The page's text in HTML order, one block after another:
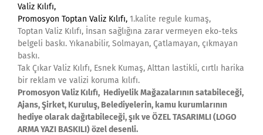
Valiz Kılıfı,
Promosyon Toptan Valiz Kılıfı, 1.kalite regule kumaş,
Toptan Valiz Kılıfı, İnsan sağlığına zarar vermeyen eko-teks
belgeli baskı. Yıkanabilir, Solmayan, Çatlamayan, çıkmayan
baskı.
Tak Çıkar Valiz Kılıfı, Esnek Kumaş, Alttan lastikli, cırtlı harika
bir reklam ve valizi koruma kılıfı.
Promosyon Valiz Kılıfı, Hediyelik Mağazalarının satabileceği,
Ajans, Şirket, Kuruluş, Belediyelerin, kamu kurumlarının
hediye olarak dağıtabileceği, şık ve ÖZEL TASARIMLI (LOGO
ARMA YAZI BASKILI) özel desenli.